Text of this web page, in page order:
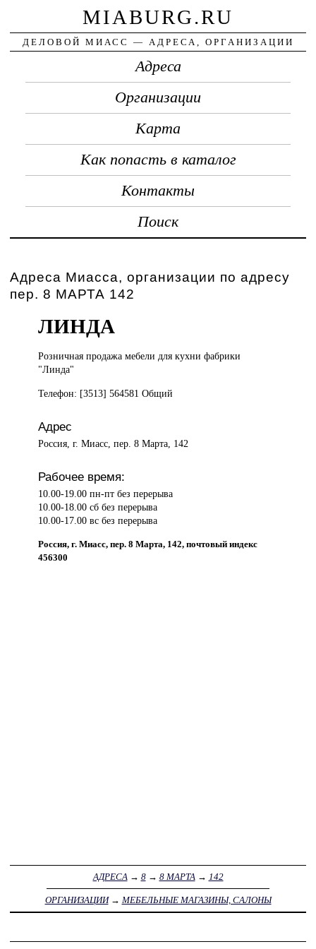
MIABURG.RU
ДЕЛОВОЙ МИАСС — АДРЕСА, ОРГАНИЗАЦИИ
Адреса
Организации
Карта
Как попасть в каталог
Контакты
Поиск
Адреса Миасса, организации по адресу
пер. 8 МАРТА 142
ЛИНДА
Розничная продажамебели для кухни фабрики
"Линда"
Телефон: [3513] 564581 Общий
Адрес
Россия, г. Миасс, пер. 8 Марта, 142
Рабочее время:
10.00-19.00 пн-пт без перерыва
10.00-18.00 сб без перерыва
10.00-17.00 вс без перерыва
Россия, г. Миасс, пер. 8 Марта, 142, почтовый индекс
456300
АДРЕСА→ 8→ 8 МАРТА→ 142
ОРГАНИЗАЦИИ→ МЕБЕЛЬНЫЕ МАГАЗИНЫ, САЛОНЫ